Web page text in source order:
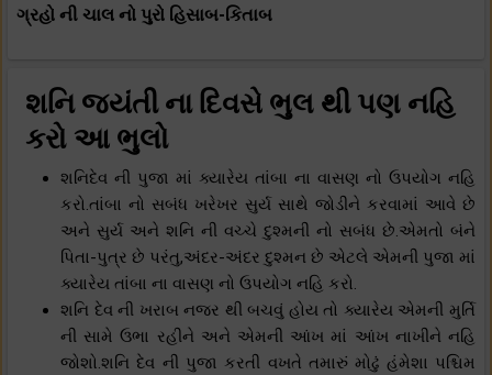
ગ્રહો ની ચાલ નો પુરો હિસાબ-કિતાબ
શનિ જયંતી ના દિવસે ભુલ થી પણ નહિ
કરો આ ભુલો
શનિદેવ ની પુજા માં ક્યારેય તાંબા ના વાસણ નો ઉપયોગ નહિ
કરો.તાંબા નો સબંધ ખરેખર સુર્ય સાથે જોડીને કરવામાં આવે છે
અને સુર્ય અને શનિ ની વચ્ચે દુશ્મની નો સબંધ છે.એમતો બંને
પિતા-પુત્ર છે પરંતુ,અંદર-અંદર દુશ્મન છે એટલે એમની પુજા માં
ક્યારેય તાંબા ના વાસણ નો ઉપયોગ નહિ કરો.
શનિ દેવ ની ખરાબ નજર થી બચવું હોય તો ક્યારેય એમની મુર્તિ
ની સામે ઉભા રહીને અને એમની આંખ માં આંખ નાખીને નહિ
જોશો.શનિ દેવ ની પુજા કરતી વખતે તમારું મોઢું હંમેશા પશ્ચિમ